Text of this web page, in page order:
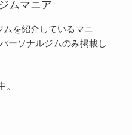
ムマニア
を紹介しているマニ
ーソナルジムのみ掲載し
。